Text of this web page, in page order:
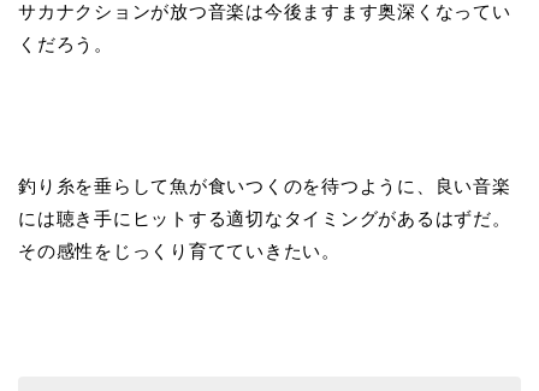
サカナクションが放つ音楽は今後ますます奥深くなってい
くだろう。
釣り糸を垂らして魚が食いつくのを待つように、良い音楽
には聴き手にヒットする適切なタイミングがあるはずだ。
その感性をじっくり育てていきたい。